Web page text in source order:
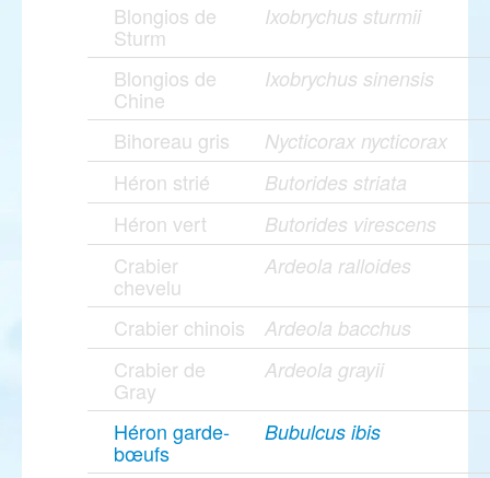
Blongios de
Sturm
Ixobrychus sturmii
Blongios de
Chine
Ixobrychus sinensis
Bihoreau gris Nycticorax nycticorax
Héron strié Butorides striata
Héron vert Butorides virescens
Crabier
chevelu
Ardeola ralloides
Crabier chinois Ardeola bacchus
Crabier de
Gray
Ardeola grayii
Héron garde-
bœufs
Bubulcus ibis